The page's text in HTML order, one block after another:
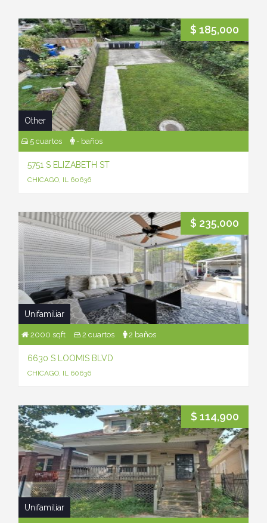
$ 185,000
Other
5 cuartos - baños
5751 S ELIZABETH ST
CHICAGO, IL 60636
$ 235,000
Unifamiliar
2000 sqft 2 cuartos 2 baños
6630 S LOOMIS BLVD
CHICAGO, IL 60636
$ 114,900
Unifamiliar